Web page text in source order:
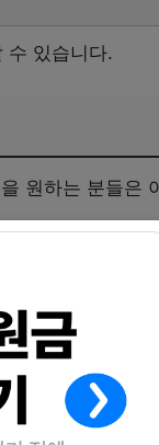
수 있습니다.
원하는 분들은
하기